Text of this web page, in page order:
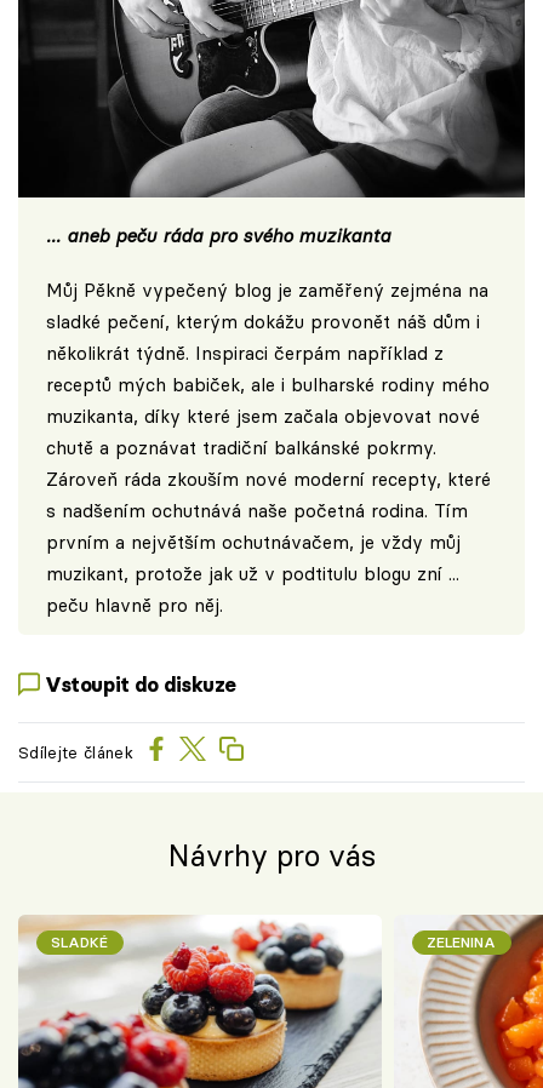
... aneb peču ráda pro svého muzikanta
Můj Pěkně vypečený blog je zaměřený zejména na
sladké pečení, kterým dokážu provonět náš dům i
několikrát týdně. Inspiraci čerpám například z
receptů mých babiček, ale i bulharské rodiny mého
muzikanta, díky které jsem začala objevovat nové
chutě a poznávat tradiční balkánské pokrmy.
Zároveň ráda zkouším nové moderní recepty, které
s nadšením ochutnává naše početná rodina. Tím
prvním a největším ochutnávačem, je vždy můj
muzikant, protože jak už v podtitulu blogu zní ...
peču hlavně pro něj.
Vstoupit do diskuze
Sdílejte článek
Návrhy pro vás
SLADKÉ ZELENINA